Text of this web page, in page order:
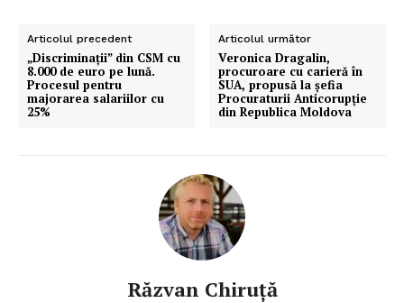
Articolul precedent
„Discriminații” din CSM cu
8.000 de euro pe lună.
Procesul pentru
majorarea salariilor cu
25%
Articolul următor
Veronica Dragalin,
procuroare cu carieră în
SUA, propusă la șefia
Procuraturii Anticorupție
din Republica Moldova
Răzvan Chiruță